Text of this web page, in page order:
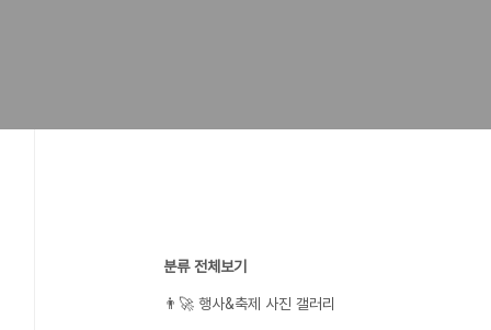
분류 전체보기
👨‍🚀 행사&축제 사진 갤러리